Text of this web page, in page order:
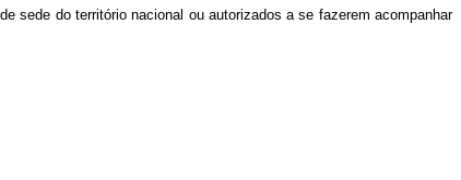
sede do território nacional ou autorizados a se fazerem acompanhar